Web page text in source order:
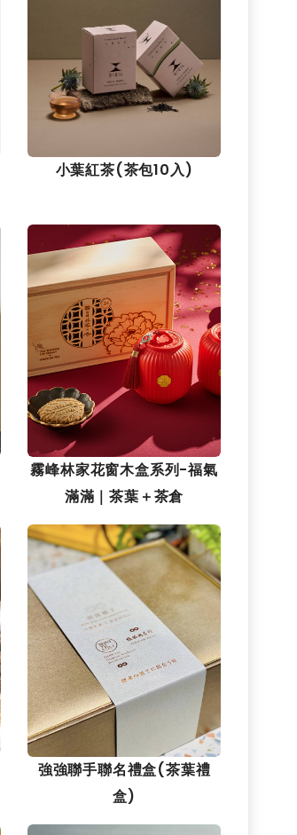
小葉紅茶(茶包10入)
霧峰林家花窗木盒系列-福氣
滿滿｜茶葉＋茶倉
強強聯手聯名禮盒(茶葉禮
盒)